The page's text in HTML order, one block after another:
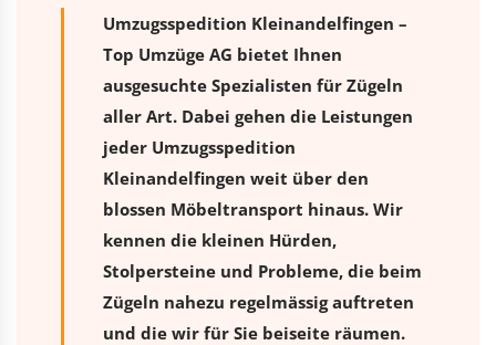
Umzugsspedition Kleinandelfingen –
Top Umzüge AG bietet Ihnen
ausgesuchte Spezialisten für Zügeln
aller Art. Dabei gehen die Leistungen
jeder Umzugsspedition
Kleinandelfingen weit über den
blossen Möbeltransport hinaus. Wir
kennen die kleinen Hürden,
Stolpersteine und Probleme, die beim
Zügeln nahezu regelmässig auftreten
und die wir für Sie beiseite räumen.